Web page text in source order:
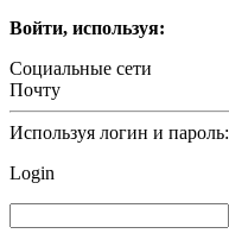
Войти, используя:
Социальные сети
Почту
Используя логин и пароль:
Login